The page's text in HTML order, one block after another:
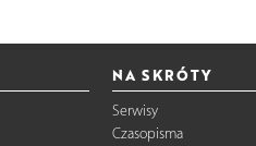
NA SKRÓTY
Serwisy
Czasopisma